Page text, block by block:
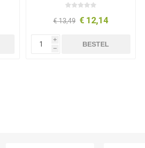
€ 13,49 € 12,14
i
h
BESTEL